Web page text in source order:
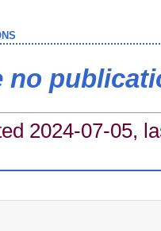
no
2024-07-05,